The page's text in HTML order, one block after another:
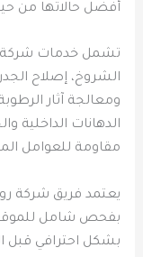
أفضل حالاتها من
تشمل خدمات شركة
الشروخ، إصلاح
ومعالجة آثار
الدهانات الداخلية
مقاومة للعوامل
يعتمد فريق شركة
بفحص شامل للموقع
بشكل احترافي قبل